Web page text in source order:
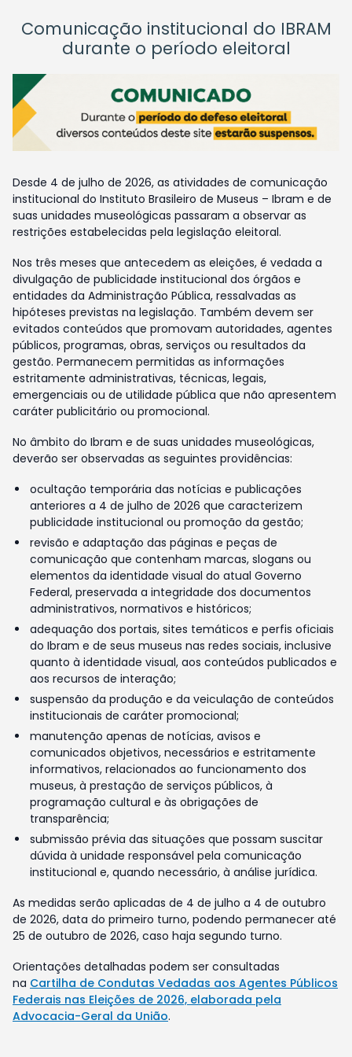
Comunicação institucional do IBRAM
durante o período eleitoral
Desde 4 de julho de 2026, as atividades de comunicação
institucional do Instituto Brasileiro de Museus – Ibram e de
suas unidades museológicas passaram a observar as
restrições estabelecidas pela legislação eleitoral.
Nos três meses que antecedem as eleições, é vedada a
divulgação de publicidade institucional dos órgãos e
entidades da Administração Pública, ressalvadas as
hipóteses previstas na legislação. Também devem ser
evitados conteúdos que promovam autoridades, agentes
públicos, programas, obras, serviços ou resultados da
gestão. Permanecem permitidas as informações
estritamente administrativas, técnicas, legais,
emergenciais ou de utilidade pública que não apresentem
caráter publicitário ou promocional.
No âmbito do Ibram e de suas unidades museológicas,
deverão ser observadas as seguintes providências:
ocultação temporária das notícias e publicações
anteriores a 4 de julho de 2026 que caracterizem
publicidade institucional ou promoção da gestão;
revisão e adaptação das páginas e peças de
comunicação que contenham marcas, slogans ou
elementos da identidade visual do atual Governo
Federal, preservada a integridade dos documentos
administrativos, normativos e históricos;
adequação dos portais, sites temáticos e perfis oficiais
do Ibram e de seus museus nas redes sociais, inclusive
quanto à identidade visual, aos conteúdos publicados e
aos recursos de interação;
suspensão da produção e da veiculação de conteúdos
institucionais de caráter promocional;
manutenção apenas de notícias, avisos e
comunicados objetivos, necessários e estritamente
informativos, relacionados ao funcionamento dos
museus, à prestação de serviços públicos, à
programação cultural e às obrigações de
transparência;
submissão prévia das situações que possam suscitar
dúvida à unidade responsável pela comunicação
institucional e, quando necessário, à análise jurídica.
As medidas serão aplicadas de 4 de julho a 4 de outubro
de 2026, data do primeiro turno, podendo permanecer até
25 de outubro de 2026, caso haja segundo turno.
Orientações detalhadas podem ser consultadas
na Cartilha de Condutas Vedadas aos Agentes Públicos
Federais nas Eleições de 2026, elaborada pela
Advocacia-Geral da União.